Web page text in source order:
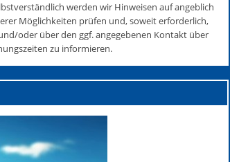
werden wir Hinweisen auf angeblich
Möglichkeiten prüfen und, soweit erforderlich,
oder über den ggf. angegebenen Kontakt über
zu informieren.